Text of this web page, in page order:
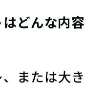
どんな内容
または大き